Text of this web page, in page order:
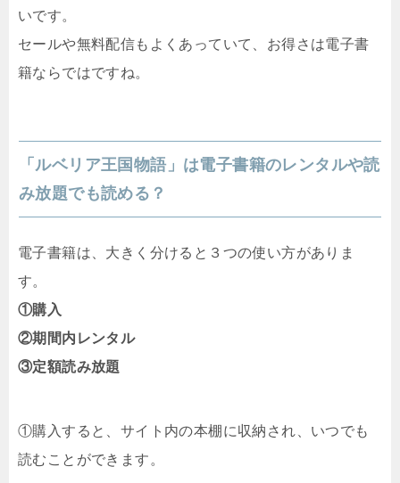
いです。
セールや無料配信もよくあっていて、お得さは電子書
籍ならではですね。
「ルベリア王国物語」は電子書籍のレンタルや読
み放題でも読める？
電子書籍は、大きく分けると３つの使い方がありま
す。
①購入
②期間内レンタル
③定額読み放題
①購入すると、サイト内の本棚に収納され、いつでも
読むことができます。